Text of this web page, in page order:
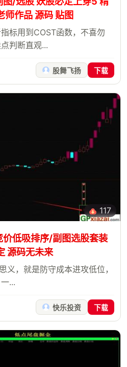
师作品 源码 贴图
标用到COST函数，不喜勿
判断直观...
股舞飞扬 下载
117
低吸排序/副图选股套装
源码无未来
义，就是防守成本进攻低位，
...
快乐投资 下载